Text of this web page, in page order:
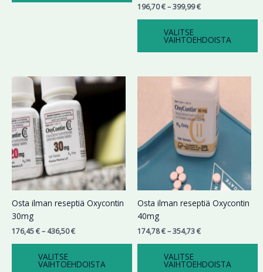
196,70€–399,99€
VALITSE
VAIHTOEHDOISTA
Osta ilman reseptiä Oxycontin
30mg
176,45€– 436,50€
Hintaluokka:
176,45 €
-
436,50 €
VALITSE
VAIHTOEHDOISTA
Tällä
tuotteella
on
useampi
muunnelma.
Voit
tehdä
valinnat
tuotteen
sivulla.
Osta ilman reseptiä Oxycontin
40mg
174,78€–354,73€
Hintaluokka:
174,78 €
354,73 €
VALITSE
VAIHTOEHDOISTA
useampi
muunnelma.
Voit
tehdä
valinnat
sivulla.